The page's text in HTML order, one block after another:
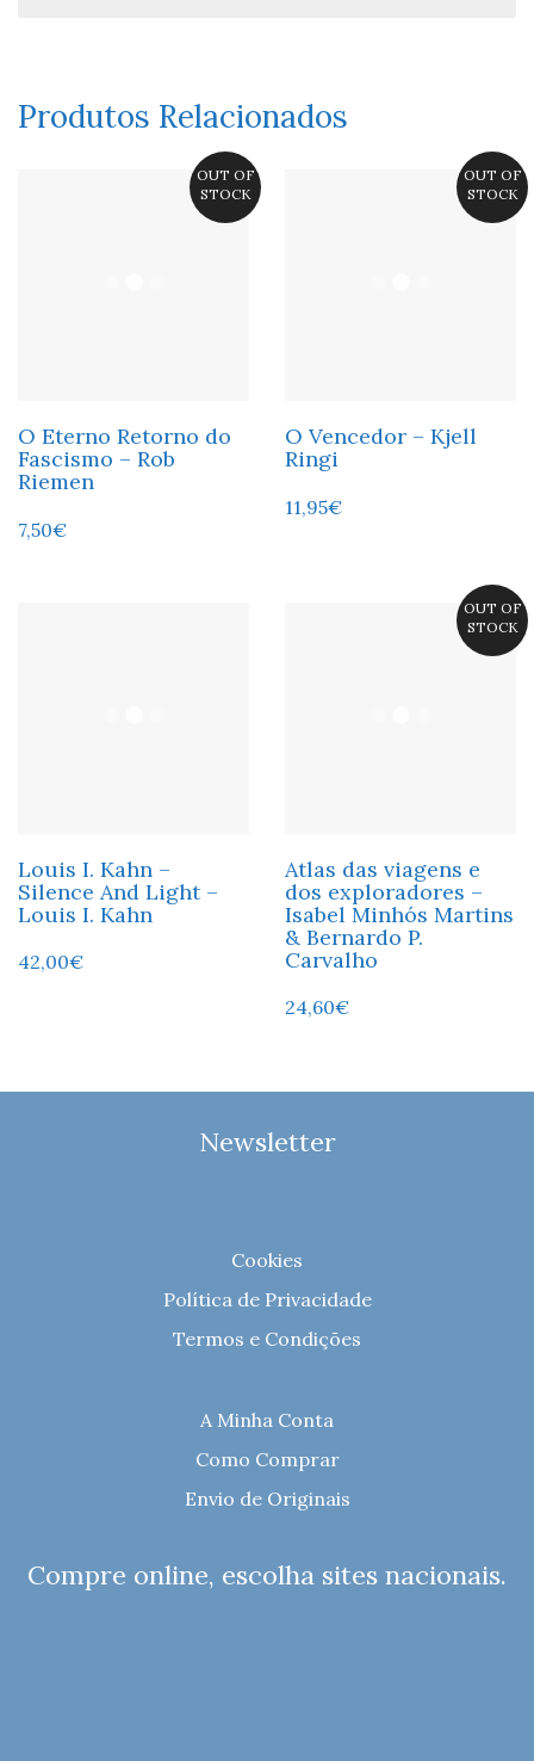
Produtos Relacionados
OUT OF
STOCK
O Eterno Retorno do
Fascismo – Rob
Riemen
7,50€
OUT OF
STOCK
O Vencedor – Kjell
Ringi
11,95€
Louis I. Kahn –
Silence And Light –
Louis I. Kahn
42,00€
OUT OF
STOCK
Atlas das viagens e
dos exploradores –
Isabel Minhós Martins
& Bernardo P.
Carvalho
24,60€
Newsletter
Cookies
Política de Privacidade
Termos e Condições
A Minha Conta
Como Comprar
Envio de Originais
Compre online, escolha sites nacionais.